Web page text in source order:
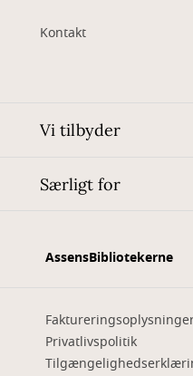
Kontakt
Vi tilbyder
Særligt for
AssensBibliotekerne
Privatlivspolitik